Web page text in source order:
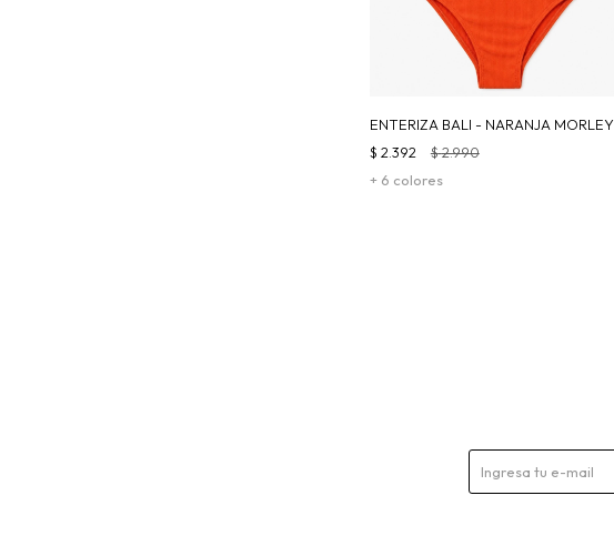
ENTERIZA BALI - NARANJA MORLEY
+ 6 colores
$ 2.392 $2.990